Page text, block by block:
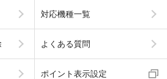
対応機種一覧
よくある質問
ポイント表示設定